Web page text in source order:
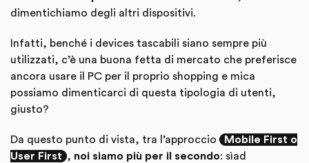
dimentichiamo degli altri dispositivi.
Infatti, benché i devices tascabili siano sempre più
utilizzati, c’è una buona fetta di mercato che preferisce
ancora usare il PC per il proprio shopping e mica
possiamo dimenticarci di questa tipologia di utenti,
giusto?
Da questo punto di vista, tra l’approccio
Mobile First o
User First , noi siamo più per il secondo: sìad